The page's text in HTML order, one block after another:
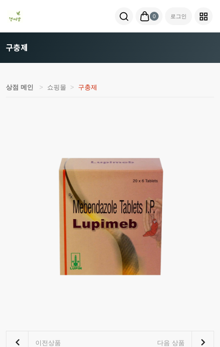
0 로그인
구충제
상점 메인 쇼핑몰 구충제
이전상품 다음 상품